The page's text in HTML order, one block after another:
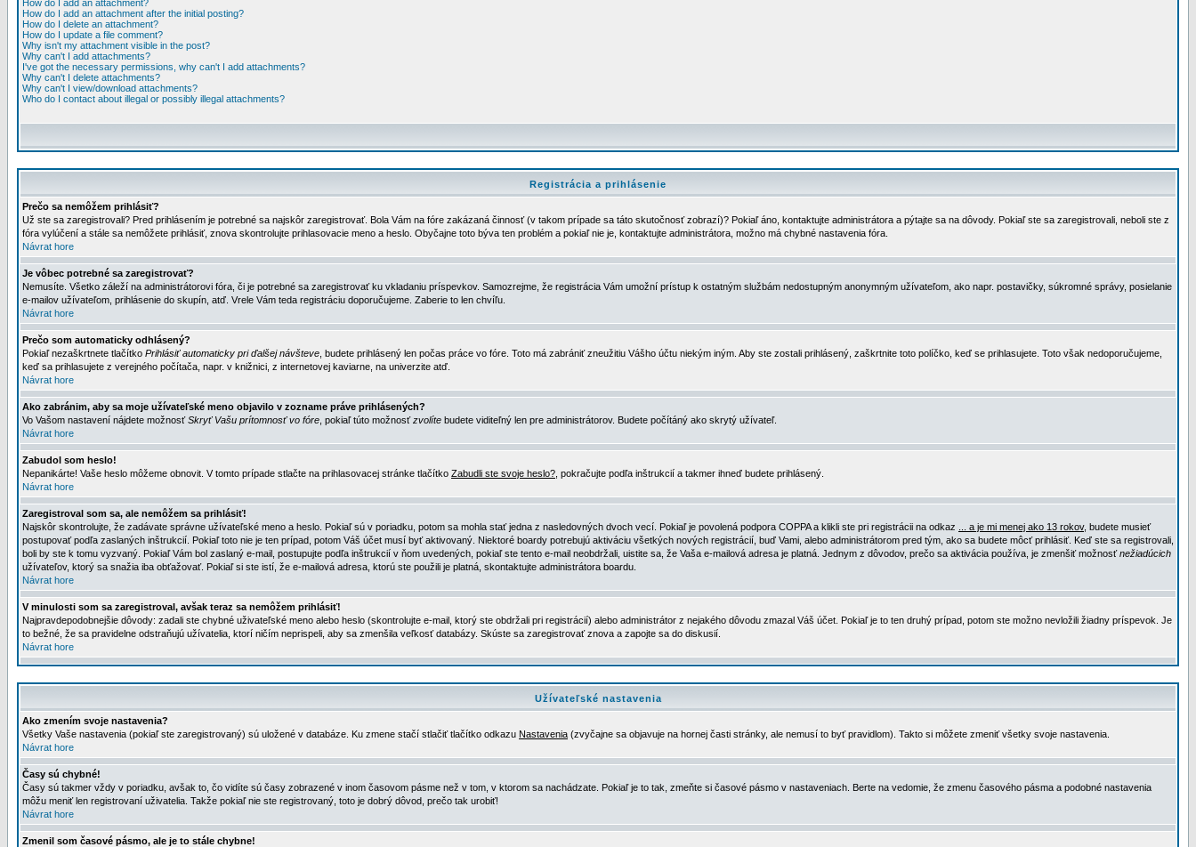
How do I add an attachment?
How do I add an attachment after the initial posting?
How do I delete an attachment?
How do I update a file comment?
Why isn't my attachment visible in the post?
Why can't I add attachments?
I've got the necessary permissions, why can't I add attachments?
Why can't I delete attachments?
Why can't I view/download attachments?
Who do I contact about illegal or possibly illegal attachments?
Registrácia a prihlásenie
Prečo sa nemôžem prihlásiť?
Už ste sa zaregistrovali? Pred prihlásením je potrebné sa najskôr zaregistrovať. Bola Vám na fóre zakázaná činnosť (v takom prípade sa táto skutočnosť zobrazí)? Pokiaľ áno, kontaktujte administrátora a pýtajte sa na dôvody. Pokiaľ ste sa zaregistrovali, neboli ste z
fóra vylúčení a stále sa nemôžete prihlásiť, znova skontrolujte prihlasovacie meno a heslo. Obyčajne toto býva ten problém a pokiaľ nie je, kontaktujte administrátora, možno má chybné nastavenia fóra.
Návrat hore
Je vôbec potrebné sa zaregistrovať?
Nemusíte. Všetko záleží na administrátorovi fóra, či je potrebné sa zaregistrovať ku vkladaniu príspevkov. Samozrejme, že registrácia Vám umožní prístup k ostatným službám nedostupným anonymným užívateľom, ako napr. postavičky, súkromné správy, posielanie
e-mailov užívateľom, prihlásenie do skupín, atď. Vrele Vám teda registráciu doporučujeme. Zaberie to len chvíľu.
Návrat hore
Prečo som automaticky odhlásený?
Pokiaľ nezaškrtnete tlačítko Prihlásiť automaticky pri ďalšej návšteve , budete prihlásený len počas práce vo fóre. Toto má zabrániť zneužitiu Vášho účtu niekým iným. Aby ste zostali prihlásený, zaškrtnite toto políčko, keď se prihlasujete. Toto však nedoporučujeme,
keď sa prihlasujete z verejného počítača, napr. v knižnici, z internetovej kaviarne, na univerzite atď.
Návrat hore
Ako zabránim, aby sa moje užívateľské meno objavilo v zozname práve prihlásených?
Vo Vašom nastavení nájdete možnosťSkryť Vašu prítomnosť vo fóre , pokiaľ túto možnosťzvolíte budete viditeľný len pre administrátorov. Budete počítáný ako skrytý užívateľ.
Návrat hore
Zabudol som heslo!
Nepanikárte! Vaše heslo môžeme obnovit. V tomto prípade stlačte na prihlasovacej stránke tlačítko Zabudli ste svoje heslo? , pokračujte podľa inštrukcií a takmer ihneď budete prihlásený.
Návrat hore
Zaregistroval som sa, ale nemôžem sa prihlásiť!
Najskôr skontrolujte, že zadávate správne užívateľské meno a heslo. Pokiaľ sú v poriadku, potom sa mohla stať jedna z nasledovných dvoch vecí. Pokiaľ je povolená podpora COPPA a klikli ste pri registrácii na odkaz
... a je mi menej ako 13 rokov, budete musieť
postupovať podľa zaslaných inštrukcií. Pokiaľ toto nie je ten prípad, potom Váš účet musí byť aktivovaný. Niektoré boardy potrebujú aktiváciu všetkých nových registrácií, buď Vami, alebo administrátorom pred tým, ako sa budete môcť prihlásiť. Keď ste sa registrovali,
boli by ste k tomu vyzvaný. Pokiaľ Vám bol zaslaný e-mail, postupujte podľa inštrukcií v ňom uvedených, pokiaľ ste tento e-mail neobdržali, uistite sa, že Vaša e-mailová adresa je platná. Jednym z dôvodov, prečo sa aktivácia používa, je zmenšiť možnosťnežiadúcich
užívateľov, ktorý sa snažia iba obťažovať. Pokiaľ si ste istí, že e-mailová adresa, ktorú ste použili je platná, skontaktujte administrátora boardu.
Návrat hore
V minulosti som sa zaregistroval, avšak teraz sa nemôžem prihlásiť!
Najpravdepodobnejšie dôvody: zadali ste chybné uživateľské meno alebo heslo (skontrolujte e-mail, ktorý ste obdržali pri registrácií) alebo administrátor z nejakého dôvodu zmazal Váš účet. Pokiaľ je to ten druhý prípad, potom ste možno nevložili žiadny príspevok. Je
to bežné, že sa pravidelne odstraňujú užívatelia, ktorí ničím neprispeli, aby sa zmenšila veľkosť databázy. Skúste sa zaregistrovať znova a zapojte sa do diskusií.
Návrat hore
Užívateľské nastavenia
Ako zmením svoje nastavenia?
Všetky Vaše nastavenia (pokiaľ ste zaregistrovaný) sú uložené v databáze. Ku zmene stačí stlačiť tlačítko odkazu Nastavenia (zvyčajne sa objavuje na hornej časti stránky, ale nemusí to byť pravidlom). Takto si môžete zmeniť všetky svoje nastavenia.
Návrat hore
Časy sú chybné!
Časy sú takmer vždy v poriadku, avšak to, čo vidíte sú časy zobrazené v inom časovom pásme než v tom, v ktorom sa nachádzate. Pokiaľ je to tak, zmeňte si časové pásmo v nastaveniach. Berte na vedomie, že zmenu časového pásma a podobné nastavenia
môžu meniť len registrovaní uživatelia. Takže pokiaľ nie ste registrovaný, toto je dobrý dôvod, prečo tak urobiť!
Návrat hore
Zmenil som časové pásmo, ale je to stále chybne!